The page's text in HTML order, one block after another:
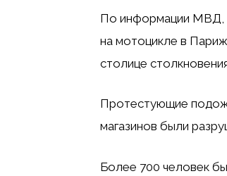
По информации МВД,
на мотоцикле в
столице
Протестующие
магазинов были
Более 700 человек